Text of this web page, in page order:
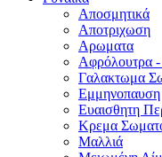
Αποσμητικά
Αποτριχωση
Αρωματα
Αφρόλουτρα -
Γαλακτωμα
Εμμηνοπαυση
Ευαισθητη
Κρεμα
Μαλλιά